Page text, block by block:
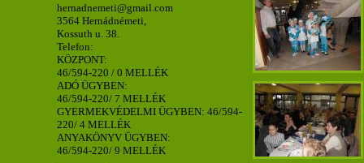
hernadnemeti@gmail.com
3564 Hernádnémeti,
Kossuth u. 38.
Telefon:
KÖZPONT:
46/594-220 / 0 MELLÉK
ADÓ ÜGYBEN:
46/594-220/ 7 MELLÉK
GYERMEKVÉDELMI ÜGYBEN: 46/594-
220/ 4 MELLÉK
ANYAKÖNYV ÜGYBEN:
46/594-220/ 9 MELLÉK